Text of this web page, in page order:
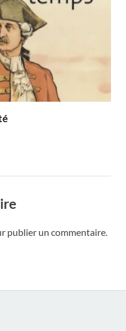
publier un commentaire.